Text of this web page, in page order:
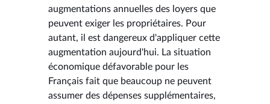
augmentations annuelles des loyers que
peuvent exiger les propriétaires. Pour
autant, il est dangereux d'appliquer cette
augmentation aujourd'hui. La situation
économique défavorable pour les
Français fait que beaucoup ne peuvent
assumer des dépenses supplémentaires,